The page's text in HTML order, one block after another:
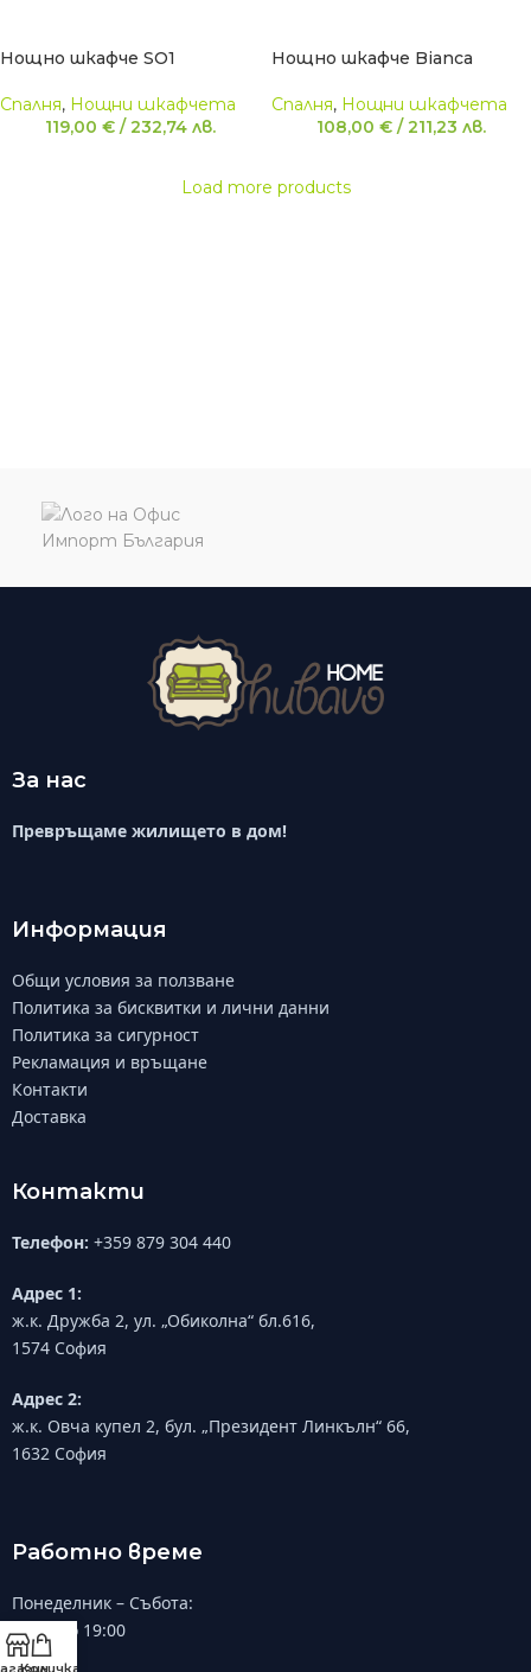
Нощно шкафче SO1
Спалня, Нощни шкафчета
119,00 € /232,74 лв.
Нощно шкафче Bianca
Спалня, Нощни шкафчета
108,00 € /211,23 лв.
Load more products
За нас
Превръщаме жилището в дом!
Информация
Общи условия за ползване
Политика за бисквитки и лични данни
Политика за сигурност
Рекламация и връщане
Контакти
Доставка
Контакти
Телефон: +359 879 304 440
Адрес 1:
ж.к. Дружба 2, ул. „Обиколна“ бл.616,
1574 София
Адрес 2:
ж.к. Овча купел 2, бул. „Президент Линкълн“ 66,
1632 София
Работно време
Понеделник – Събота:
10:00 до 19:00
Количка